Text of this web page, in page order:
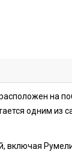
на
одним из
включая